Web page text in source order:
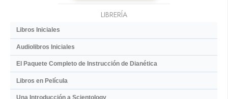
LIBRERÍA
Libros Iniciales
Audiolibros Iniciales
El Paquete Completo de Instrucción de Dianética
Libros en Película
Una Introducción a Scientology